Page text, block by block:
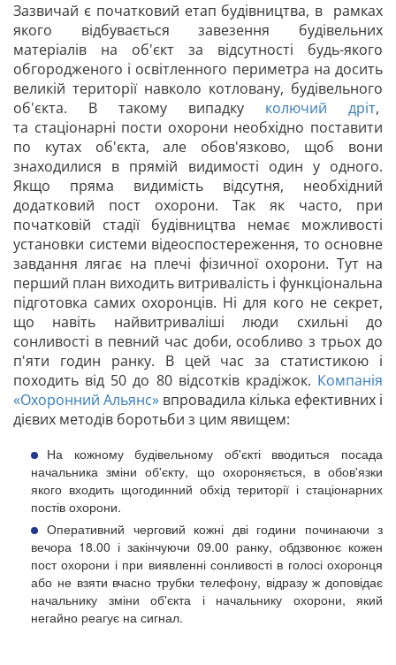
Зазвичай є початковий етап будівництва, в рамках
якого відбувається завезення будівельних
матеріалів на об'єкт за відсутності будь-якого
обгородженого і освітленного периметра на досить
великій території навколо котловану, будівельного
об'єкта. В такому випадку колючий дріт,
та стаціонарні пости охорони необхідно поставити
по кутах об'єкта, але обов'язково, щоб вони
знаходилися в прямій видимості один у одного.
Якщо пряма видимість відсутня, необхідний
додатковий пост охорони. Так як часто, при
початковій стадії будівництва немає можливості
установки системи відеоспостереження, то основне
завдання лягає на плечі фізичної охорони. Тут на
перший план виходить витривалість і функціональна
підготовка самих охоронців. Ні для кого не секрет,
що навіть найвитриваліші люди схильні до
сонливості в певний час доби, особливо з трьох до
п'яти годин ранку. В цей час за статистикою і
походить від 50 до 80 відсотків крадіжок. Компанія
«Охоронний Альянс» впровадила кілька ефективних і
дієвих методів боротьби з цим явищем:
На кожному будівельному об'єкті вводиться посада
начальника зміни об'єкту, що охороняється, в обов'язки
якого входить щогодинний обхід території і стаціонарних
постів охорони.
Оперативний черговий кожні дві години починаючи з
вечора 18.00 і закінчуючи 09.00 ранку, обдзвонює кожен
пост охорони і при виявленні сонливості в голосі охоронця
або не взяти вчасно трубки телефону, відразу ж доповідає
начальнику зміни об'єкта і начальнику охорони, який
негайно реагує на сигнал.